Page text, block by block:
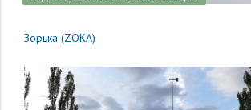
Зорька (ZOKA)